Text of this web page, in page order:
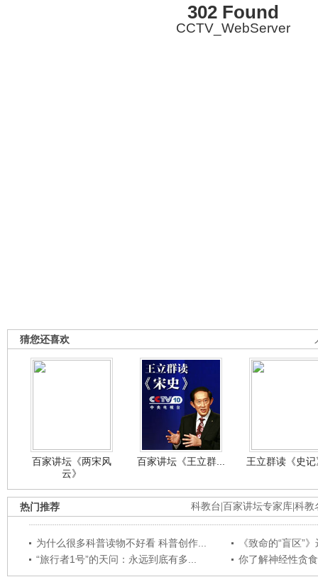
302 Found
CCTV_WebServer
猜您还喜欢
百家讲坛《两宋风
云》
百家讲坛《王立群... 王立群读《史
科教台 百家讲坛专家库 科教
热门推荐
为什么很多科普读物不好看 科普创作...
《致命的“盲区”
“旅行者1号”的天问：永远到底有多...
你了解神经性贪